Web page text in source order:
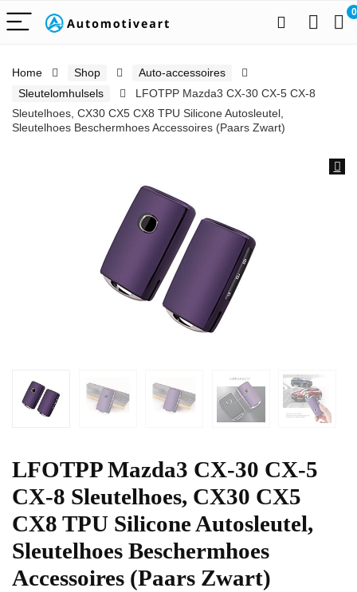
0
Home Shop
Auto-accessoires
Sleutelomhulsels
LFOTPP Mazda3 CX-30 CX-5 CX-8
Sleutelhoes, CX30 CX5 CX8 TPU Silicone Autosleutel,
Sleutelhoes Beschermhoes Accessoires (Paars Zwart)
LFOTPP Mazda3 CX-30 CX-5
CX-8 Sleutelhoes, CX30 CX5
CX8 TPU Silicone Autosleutel,
Sleutelhoes Beschermhoes
Accessoires (Paars Zwart)